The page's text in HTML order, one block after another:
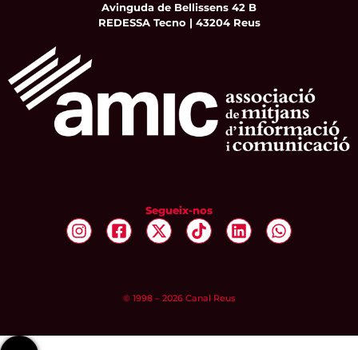
Avinguda de Bellissens 42 B
REDESSA Tecno | 43204 Reus
Segueix-nos
© 1998 – 2026 Canal Reus